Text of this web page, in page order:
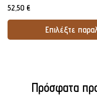
52,50 €
Επιλέξτε
Πρόσφατα